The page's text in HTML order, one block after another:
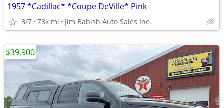
1957 *Cadillac* *Coupe DeVille* Pink
8/7 78k mi Jim Babish Auto Sales Inc.
$39,900